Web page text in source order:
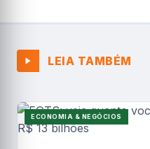
LEIA TAMBÉM
ECONOMIA & NEGÓCIOS